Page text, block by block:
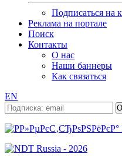
Подписаться на
Реклама на портале
Поиск
Контакты
О нас
Наши баннеры
Как связаться
EN